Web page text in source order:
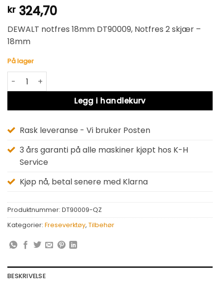
kr 324,70
DEWALT notfres 18mm DT90009, Notfres 2 skjær –
18mm
På lager
FRES NOT 18MM DT90009 DEWALT antall
Legg i handlekurv
Alternative:
Rask leveranse - Vi bruker Posten
3 års garanti på alle maskiner kjøpt hos K-H
Service
Kjøp nå, betal senere med Klarna
Produktnummer: DT90009-QZ
Kategorier: Freseverktøy, Tilbehør
BESKRIVELSE